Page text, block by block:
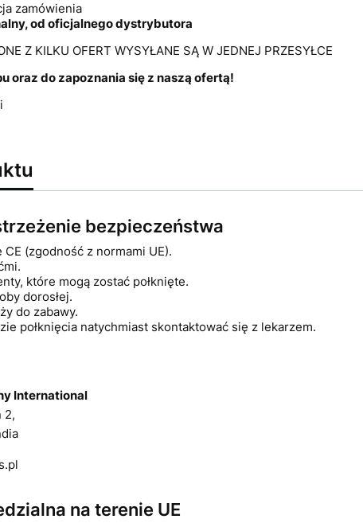
zamówienia
od oficjalnego dystrybutora
Z KILKU OFERT WYSYŁANE SĄ W JEDNEJ PRZESYŁCE
oraz do zapoznania się z naszą ofertą!
bezpieczeństwa
(zgodność z normami UE).
które mogą zostać połknięte.
dorosłej.
do zabawy.
połknięcia natychmiast skontaktować się z lekarzem.
International
2,
na terenie UE